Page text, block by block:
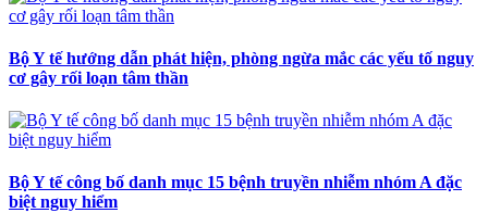
Bộ Y tế hướng dẫn phát hiện, phòng ngừa mắc các yếu tố nguy
cơ gây rối loạn tâm thần
Bộ Y tế công bố danh mục 15 bệnh truyền nhiễm nhóm A đặc
biệt nguy hiểm